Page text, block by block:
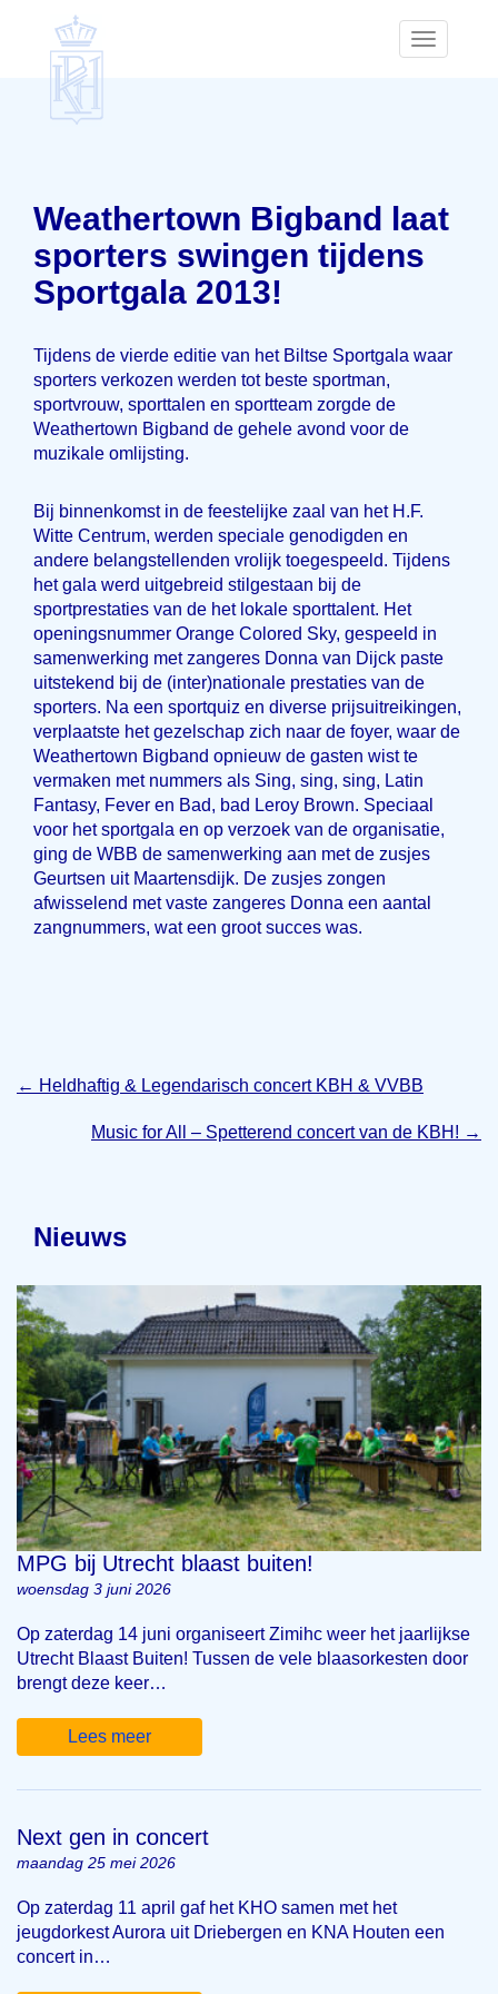
Toggle
Weathertown Bigband laat
sporters swingen tijdens
Sportgala 2013!
Tijdens de vierde editie van het Biltse Sportgala waar
sporters verkozen werden tot beste sportman,
sportvrouw, sporttalen en sportteam zorgde de
Weathertown Bigband de gehele avond voor de
muzikale omlijsting.
Bij binnenkomst in de feestelijke zaal van het H.F.
Witte Centrum, werden speciale genodigden en
andere belangstellenden vrolijk toegespeeld. Tijdens
het gala werd uitgebreid stilgestaan bij de
sportprestaties van de het lokale sporttalent. Het
openingsnummer Orange Colored Sky, gespeeld in
samenwerking met zangeres Donna van Dijck paste
uitstekend bij de (inter)nationale prestaties van de
sporters. Na een sportquiz en diverse prijsuitreikingen,
verplaatste het gezelschap zich naar de foyer, waar de
Weathertown Bigband opnieuw de gasten wist te
vermaken met nummers als Sing, sing, sing, Latin
Fantasy, Fever en Bad, bad Leroy Brown. Speciaal
voor het sportgala en op verzoek van de organisatie,
ging de WBB de samenwerking aan met de zusjes
Geurtsen uit Maartensdijk. De zusjes zongen
afwisselend met vaste zangeres Donna een aantal
zangnummers, wat een groot succes was.
← Heldhaftig & Legendarisch concert KBH & VVBB
Music for All – Spetterend concert van de KBH! →
Nieuws
MPG bij Utrecht blaast buiten!
woensdag 3 juni 2026
Op zaterdag 14 juni organiseert Zimihc weer het jaarlijkse
Utrecht Blaast Buiten! Tussen de vele blaasorkesten door
brengt deze keer…
Lees meer
Next gen in concert
maandag 25 mei 2026
Op zaterdag 11 april gaf het KHO samen met het
jeugdorkest Aurora uit Driebergen en KNA Houten een
concert in…